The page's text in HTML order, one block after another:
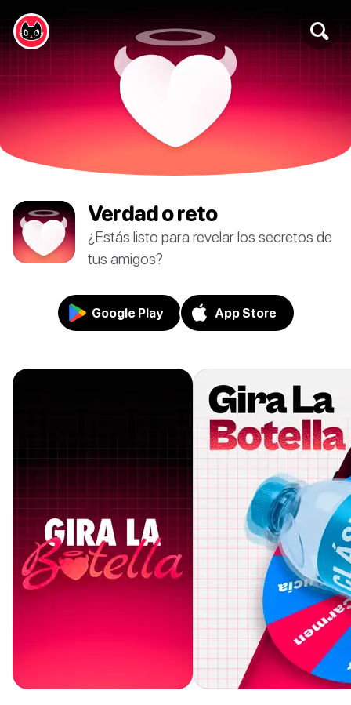
Verdad o reto
¿Estás listo para revelar los secretos de
tus amigos?
Google Play App Store